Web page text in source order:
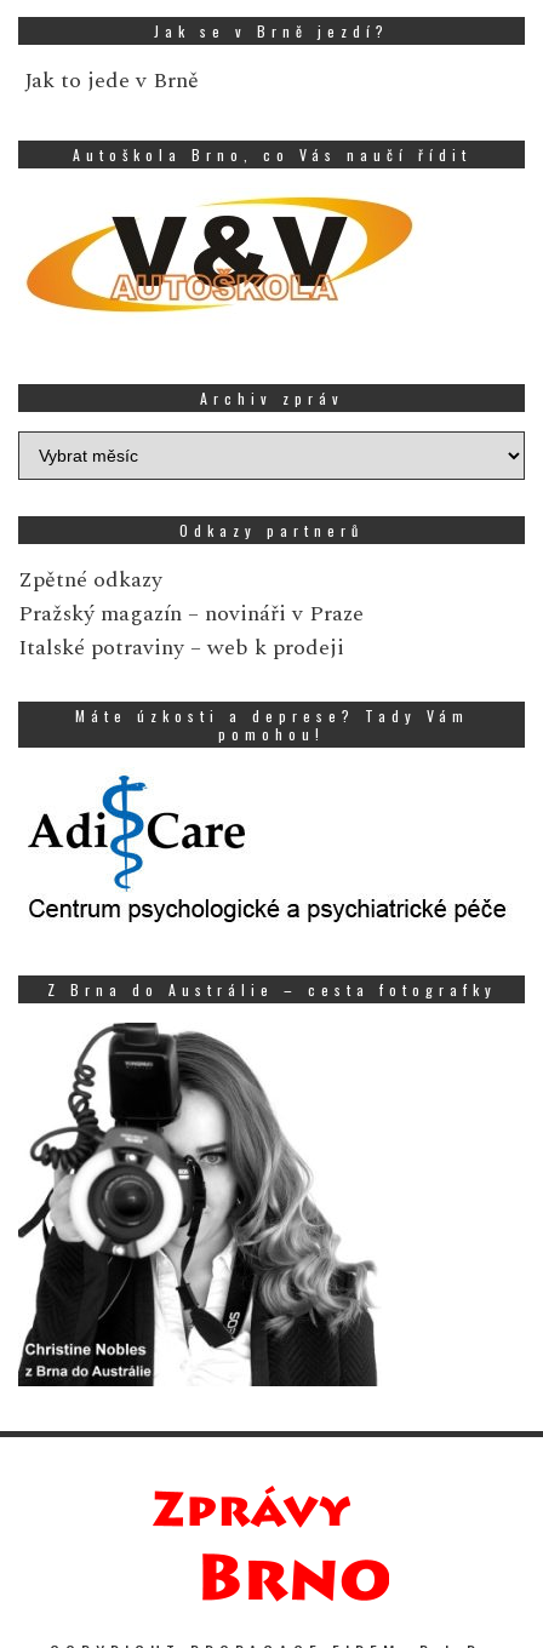
Jak se v Brně jezdí?
Jak to jede v Brně
Autoškola Brno, co Vás naučí řídit
Archiv zpráv
Archiv
zpráv
Odkazy partnerů
Zpětné odkazy
Pražský magazín – novináři v Praze
Italské potraviny – web k prodeji
Máte úzkosti a deprese? Tady Vám
pomohou!
Z Brna do Austrálie – cesta fotografky